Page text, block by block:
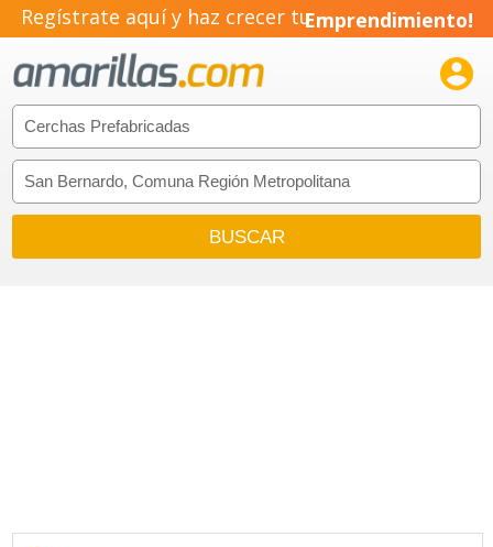
Regístrate aquí y haz crecer tuEmprendimiento!
